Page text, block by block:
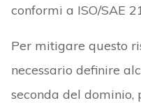
conformi a ISO/SAE
Per mitigare questo
necessario definire
seconda del dominio,